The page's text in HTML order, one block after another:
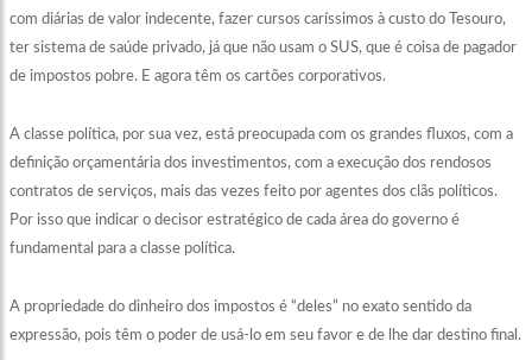
com diárias de valor indecente, fazer cursos caríssimos à custo do Tesouro,
ter sistema de saúde privado, já que não usam o SUS, que é coisa de pagador
de impostos pobre. E agora têm os cartões corporativos.
A classe política, por sua vez, está preocupada com os grandes fluxos, com a
definição orçamentária dos investimentos, com a execução dos rendosos
contratos de serviços, mais das vezes feito por agentes dos clãs políticos.
Por isso que indicar o decisor estratégico de cada área do governo é
fundamental para a classe política.
A propriedade do dinheiro dos impostos é “deles” no exato sentido da
expressão, pois têm o poder de usá-lo em seu favor e de lhe dar destino final.